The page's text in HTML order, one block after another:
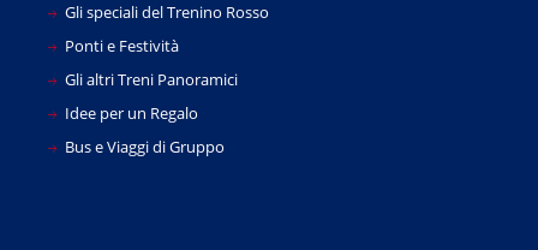
Gli speciali del Trenino Rosso
Ponti e Festività
Gli altri Treni Panoramici
Idee per un Regalo
Bus e Viaggi di Gruppo